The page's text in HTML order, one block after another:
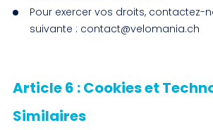
Pour exercer vos droits, contactez-
suivante : contact@velomania.ch
Article 6 : Cookies et
Similaires